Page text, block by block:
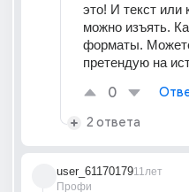
это! И текст или
можно изъять.
форматы.
претендую на
0
2 ответа
user_61170179
Профи
11лет